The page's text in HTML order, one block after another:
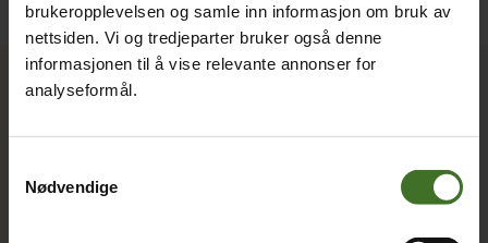
brukeropplevelsen og samle inn informasjon om bruk av
nettsiden. Vi og tredjeparter bruker også denne
informasjonen til å vise relevante annonser for
analyseformål.
Nødvendige
Kjøp ice hos elon